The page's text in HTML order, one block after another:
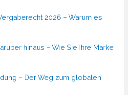
2026 – Warum es
hinaus – Wie Sie Ihre Marke
– Der Weg zum globalen